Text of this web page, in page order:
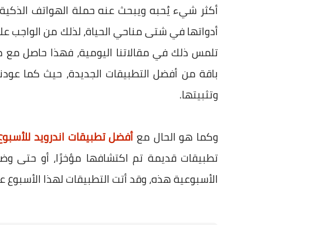
أكثر شيء يُحبه ويبحث عنه حملة الهواتف
أدواتها في شتى مناحي الحياة، لذلك من الواجب
تلمس ذلك في مقالاتنا اليومية، فهذا حاصل
باقة من أفضل التطبيقات الجديدة، حيث كما
وتثبيتها.
وكما هو الحال معأفضل تطبيقات اندرويد للأسبوع
تطبيقات قديمة تم اكتشافها مؤخرًا، أو حتى
الأسبوعية هذه، وقد أتت التطبيقات لهذا الأسبوع